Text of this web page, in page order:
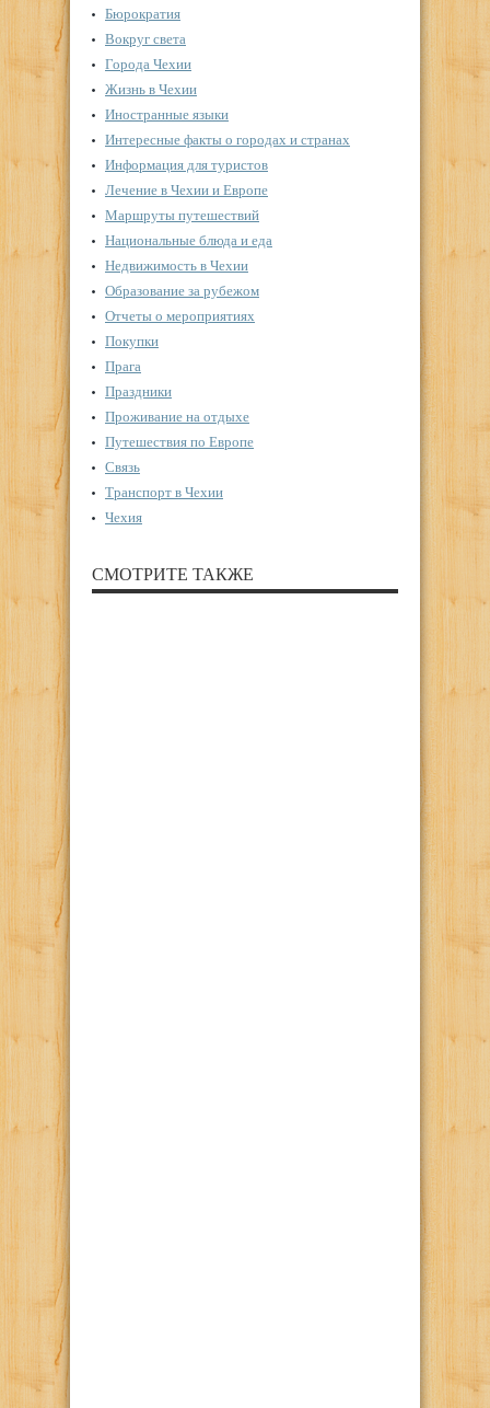
Бюрократия
Вокруг света
Города Чехии
Жизнь в Чехии
Иностранные языки
Интересные факты о городах и странах
Информация для туристов
Лечение в Чехии и Европе
Маршруты путешествий
Национальные блюда и еда
Недвижимость в Чехии
Образование за рубежом
Отчеты о мероприятиях
Покупки
Прага
Праздники
Проживание на отдыхе
Путешествия по Европе
Связь
Транспорт в Чехии
Чехия
СМОТРИТЕ ТАКЖЕ